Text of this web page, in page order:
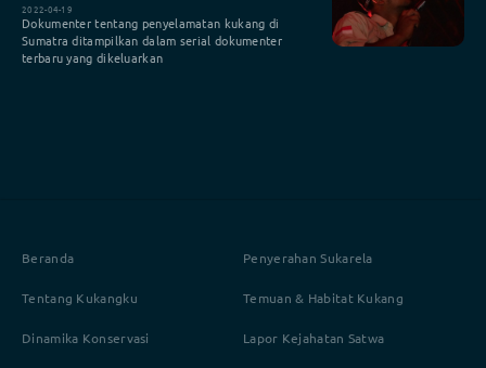
2022-04-19
Dokumenter tentang penyelamatan kukang di
Sumatra ditampilkan dalam serial dokumenter
terbaru yang dikeluarkan
Beranda
Tentang Kukangku
Dinamika Konservasi
Penyerahan Sukarela
Temuan & Habitat Kukang
Lapor Kejahatan Satwa